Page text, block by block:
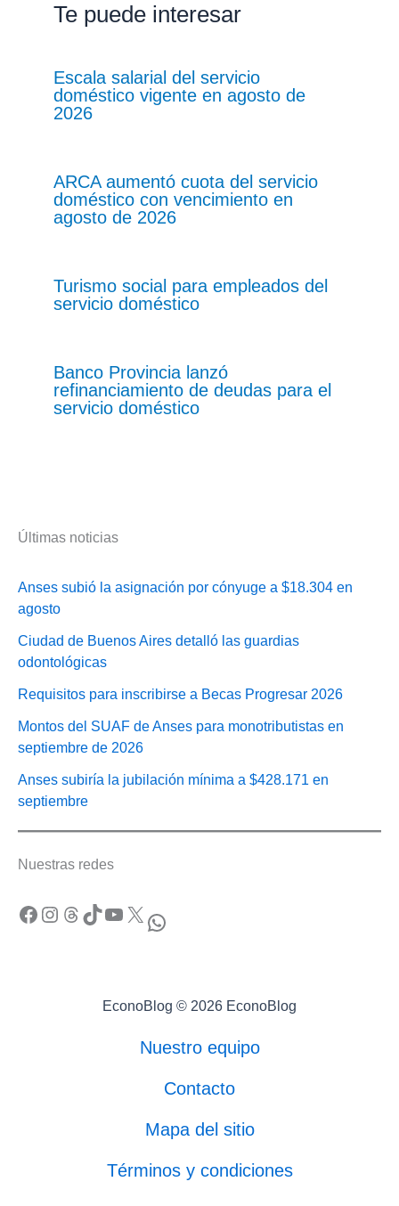
Te puede interesar
Escala salarial del servicio
doméstico vigente en agosto de
2026
ARCA aumentó cuota del servicio
doméstico con vencimiento en
agosto de 2026
Turismo social para empleados del
servicio doméstico
Banco Provincia lanzó
refinanciamiento de deudas para el
servicio doméstico
Últimas noticias
Anses subió la asignación por cónyuge a $18.304 en
agosto
Ciudad de Buenos Aires detalló las guardias
odontológicas
Requisitos para inscribirse a Becas Progresar 2026
Montos del SUAF de Anses para monotributistas en
septiembre de 2026
Anses subiría la jubilación mínima a $428.171 en
septiembre
Nuestras redes
Facebook Instagram Threads TikTok YouTube X WhatsApp
EconoBlog © 2026 EconoBlog
Nuestro equipo
Contacto
Mapa del sitio
Términos y condiciones